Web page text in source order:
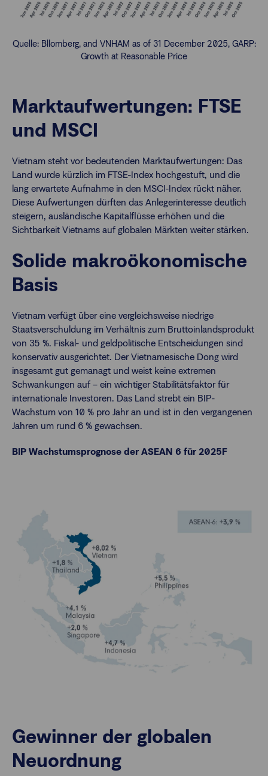
Quelle: Bllomberg, and VNHAM as of 31 December 2025, GARP:
Growth at Reasonable Price
Marktaufwertungen: FTSE
und MSCI
Vietnam steht vor bedeutenden Marktaufwertungen: Das
Land wurde kürzlich im FTSE-Index hochgestuft, und die
lang erwartete Aufnahme in den MSCI-Index rückt näher.
Diese Aufwertungen dürften das Anlegerinteresse deutlich
steigern, ausländische Kapitalflüsse erhöhen und die
Sichtbarkeit Vietnams auf globalen Märkten weiter stärken.
Solide makroökonomische
Basis
Vietnam verfügt über eine vergleichsweise niedrige
Staatsverschuldung im Verhältnis zum Bruttoinlandsprodukt
von 35 %. Fiskal- und geldpolitische Entscheidungen sind
konservativ ausgerichtet. Der Vietnamesische Dong wird
insgesamt gut gemanagt und weist keine extremen
Schwankungen auf – ein wichtiger Stabilitätsfaktor für
internationale Investoren. Das Land strebt ein BIP-
Wachstum von 10 % pro Jahr an und ist in den vergangenen
Jahren um rund 6 % gewachsen.
BIP Wachstumsprognose der ASEAN 6 für 2025F
Gewinner der globalen
Neuordnung